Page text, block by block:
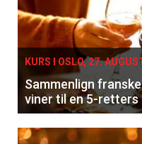
KURS I OSLO, 27.
Sammenlign
viner til en 5-retters